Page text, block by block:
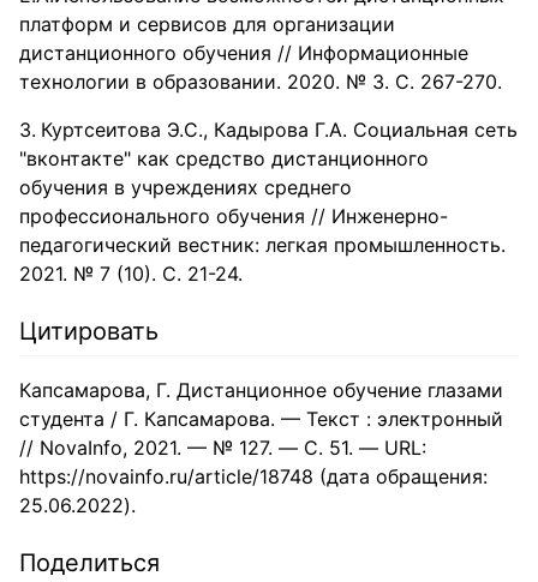
платформ и сервисов для организации
дистанционного обучения // Информационные
технологии в образовании. 2020. № 3. С. 267-270.
Куртсеитова Э.С., Кадырова Г.А. Социальная сеть
"вконтакте" как средство дистанционного
обучения в учреждениях среднего
профессионального обучения // Инженерно-
педагогический вестник: легкая промышленность.
2021. № 7 (10). С. 21-24.
Цитировать
Капсамарова, Г. Дистанционное обучение глазами
студента / Г. Капсамарова. — Текст : электронный
// NovaInfo, 2021. — № 127. — С. 51. — URL:
https://novainfo.ru/article/18748 (дата обращения:
25.06.2022).
Поделиться